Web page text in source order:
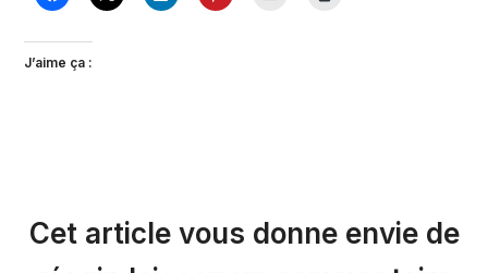
J’aime ça :
Cet article vous donne envie de